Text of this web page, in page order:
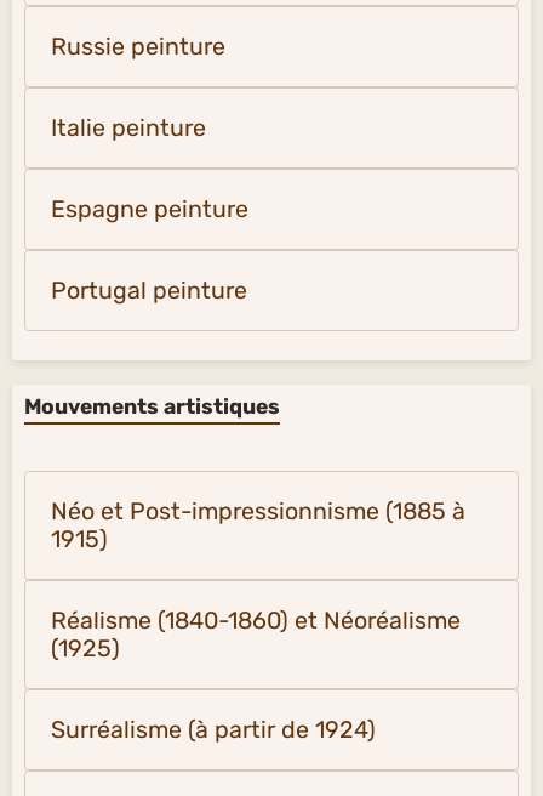
Russie peinture
Italie peinture
Espagne peinture
Portugal peinture
Mouvements artistiques
Néo et Post-impressionnisme (1885 à
1915)
Réalisme (1840-1860) et Néoréalisme
(1925)
Surréalisme (à partir de 1924)